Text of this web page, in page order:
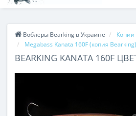
Воблеры Bearking в Украине
Копии
Megabass Kanata 160F (копия Bearking)
BEARKING KANATA 160F